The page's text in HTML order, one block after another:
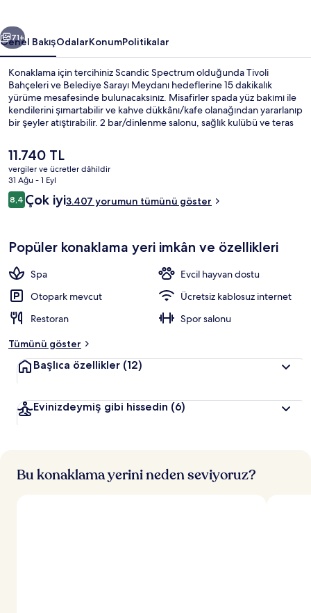
Sonraki
71+
Genel BakışOdalarKonumPolitikalar
Konaklama için tercihiniz Scandic Spectrum olduğunda Tivoli
Bahçeleri ve Belediye Sarayı Meydanı hedeflerine 15 dakikalık
yürüme mesafesinde bulunacaksınız. Misafirler spada yüz bakımı ile
kendilerini şımartabilir ve kahve dükkânı/kafe olanağından yararlanıp
bir şeyler atıştırabilir. 2 bar/dinlenme salonu, sağlık kulübü ve teras
çevre gezisi olanağının yanı sıra toplu ulaşım araçlarına kısa yürüme
mesafesi nedeniyle seviyor: Rådhuspladsen İstasyonu 14 dakika ve
Vesterport İstasyonu 15 dakika mesafede.
Şu
anki
fiyat
11.740 TL
11.740 TL
vergiler ve ücretler dâhildir
31 Ağu - 1 Eyl
Yorumlar
8,48,4/10
Çok iyi3.407 yorumun tümünü göster
Popüler konaklama yeri imkân ve özellikleri
Spa
Evcil hayvan dostu
Otopark mevcut
Ücretsiz kablosuz internet
Restoran
Spor salonu
Tümünü göster
Başlıca özellikler (12)
Evinizdeymiş gibi hissedin (6)
Bu konaklama yerini neden seviyoruz?